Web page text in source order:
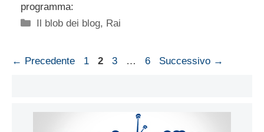
programma:
Categorie
Il blob dei blog, Rai
← Precedente Pagina
1 Pagina
2 Pagina
3 … Pagina
6 Successivo →